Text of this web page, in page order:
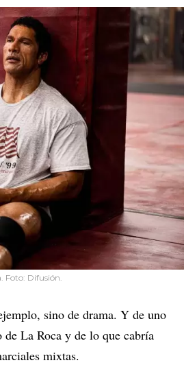
Foto: Difusión.
sino de drama. Y de uno
La Roca y de lo que cabría
mixtas.